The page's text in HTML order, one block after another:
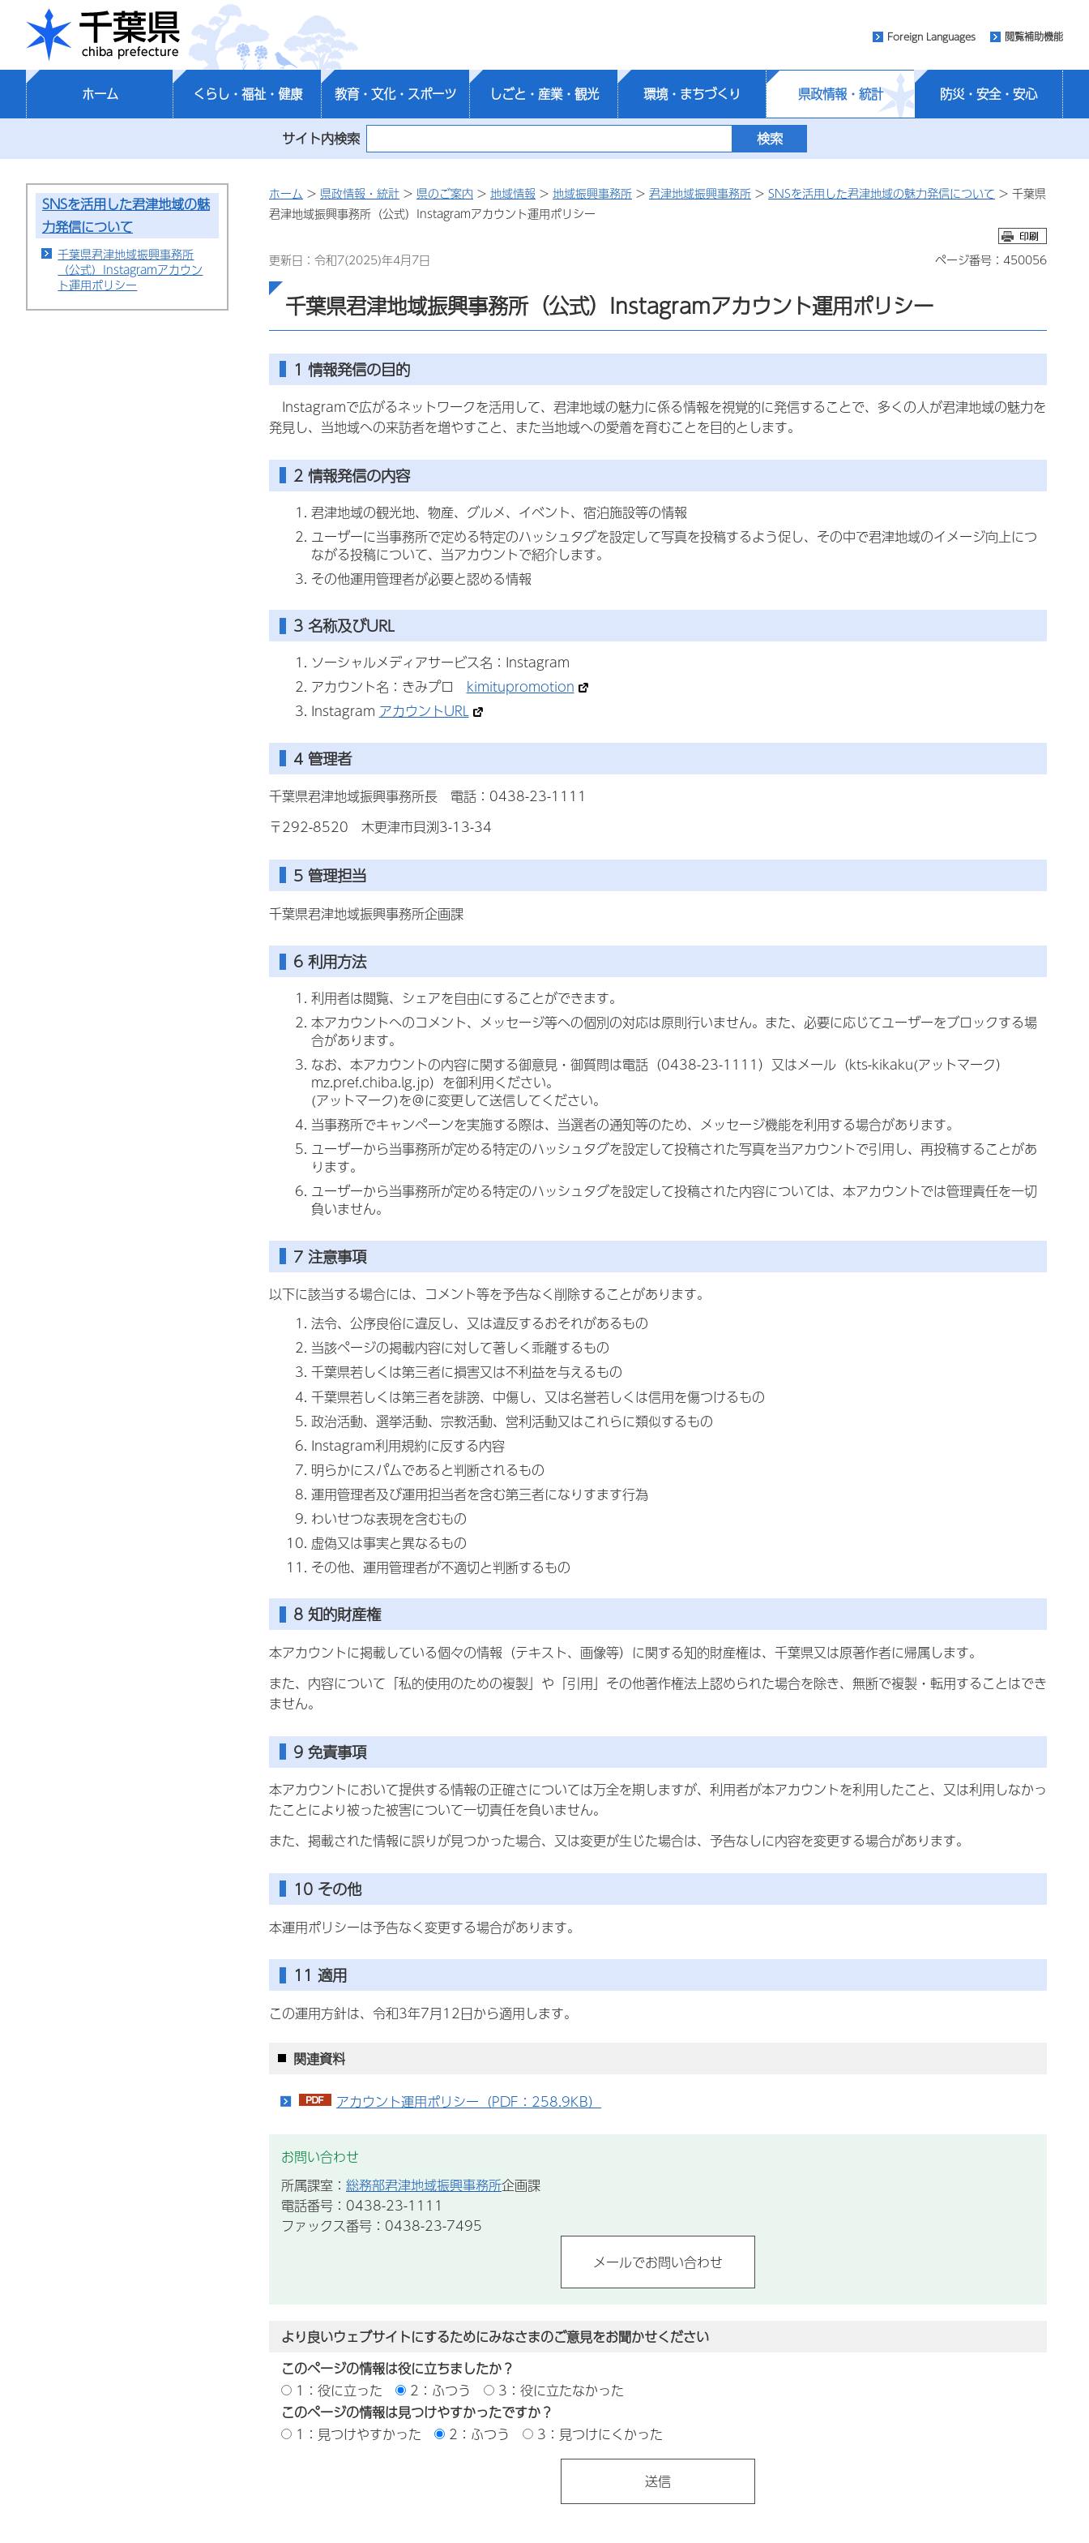
千葉県
Foreign Languages 閲覧補助機能
ホーム くらし・福祉・健康 教育・文化・スポーツ しごと・産業・観光 環境・まちづくり 県政情報・統計 防災・安全・安心
サイト内検索
SNSを活用した君津地域の魅
力発信について
千葉県君津地域振興事務所
（公式）Instagramアカウン
ト運用ポリシー
ホーム > 県政情報・統計 > 県のご案内 > 地域情報 > 地域振興事務所 > 君津地域振興事務所 > SNSを活用した君津地域の魅力発信について > 千葉県
君津地域振興事務所（公式）Instagramアカウント運用ポリシー
更新日：令和7(2025)年4月7日 ページ番号：450056
千葉県君津地域振興事務所（公式）Instagramアカウント運用ポリシー
1 情報発信の目的
Instagramで広がるネットワークを活用して、君津地域の魅力に係る情報を視覚的に発信することで、多くの人が君津地域の魅力を
発見し、当地域への来訪者を増やすこと、また当地域への愛着を育むことを目的とします。
2 情報発信の内容
君津地域の観光地、物産、グルメ、イベント、宿泊施設等の情報
ユーザーに当事務所で定める特定のハッシュタグを設定して写真を投稿するよう促し、その中で君津地域のイメージ向上につ
ながる投稿について、当アカウントで紹介します。
その他運用管理者が必要と認める情報
3 名称及びURL
ソーシャルメディアサービス名：Instagram
アカウント名：きみプロ kimitupromotion
Instagram アカウントURL
4 管理者
千葉県君津地域振興事務所長 電話：0438-23-1111
〒292-8520 木更津市貝渕3-13-34
5 管理担当
千葉県君津地域振興事務所企画課
6 利用方法
利用者は閲覧、シェアを自由にすることができます。
本アカウントへのコメント、メッセージ等への個別の対応は原則行いません。また、必要に応じてユーザーをブロックする場
合があります。
なお、本アカウントの内容に関する御意見・御質問は電話（0438-23-1111）又はメール（kts-kikaku(アットマーク）
mz.pref.chiba.lg.jp）を御利用ください。
(アットマーク)を＠に変更して送信してください。
当事務所でキャンペーンを実施する際は、当選者の通知等のため、メッセージ機能を利用する場合があります。
ユーザーから当事務所が定める特定のハッシュタグを設定して投稿された写真を当アカウントで引用し、再投稿することがあ
ります。
ユーザーから当事務所が定める特定のハッシュタグを設定して投稿された内容については、本アカウントでは管理責任を一切
負いません。
7 注意事項
以下に該当する場合には、コメント等を予告なく削除することがあります。
法令、公序良俗に違反し、又は違反するおそれがあるもの
当該ページの掲載内容に対して著しく乖離するもの
千葉県若しくは第三者に損害又は不利益を与えるもの
千葉県若しくは第三者を誹謗、中傷し、又は名誉若しくは信用を傷つけるもの
政治活動、選挙活動、宗教活動、営利活動又はこれらに類似するもの
Instagram利用規約に反する内容
明らかにスパムであると判断されるもの
運用管理者及び運用担当者を含む第三者になりすます行為
わいせつな表現を含むもの
虚偽又は事実と異なるもの
その他、運用管理者が不適切と判断するもの
8 知的財産権
本アカウントに掲載している個々の情報（テキスト、画像等）に関する知的財産権は、千葉県又は原著作者に帰属します。
また、内容について「私的使用のための複製」や「引用」その他著作権法上認められた場合を除き、無断で複製・転用することはでき
ません。
9 免責事項
本アカウントにおいて提供する情報の正確さについては万全を期しますが、利用者が本アカウントを利用したこと、又は利用しなかっ
たことにより被った被害について一切責任を負いません。
また、掲載された情報に誤りが見つかった場合、又は変更が生じた場合は、予告なしに内容を変更する場合があります。
10 その他
本運用ポリシーは予告なく変更する場合があります。
11 適用
この運用方針は、令和3年7月12日から適用します。
関連資料
アカウント運用ポリシー（PDF：258.9KB）
お問い合わせ
所属課室： 総務部君津地域振興事務所企画課
電話番号：0438-23-1111
ファックス番号：0438-23-7495
より良いウェブサイトにするためにみなさまのご意見をお聞かせください
このページの情報は役に立ちましたか？
1：役に立った
2：ふつう
3：役に立たなかった
このページの情報は見つけやすかったですか？
1：見つけやすかった
2：ふつう 3：見つけにくかった